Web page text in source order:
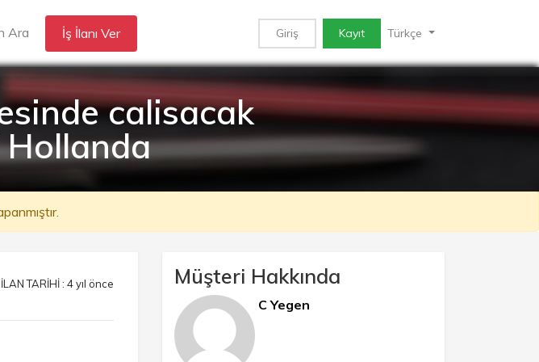
Ara İş İlanı Ver Giriş Kayıt Türkçe
calisacak
İLAN TARİHİ : 4 yıl önce Müşteri Hakkında
C Yegen